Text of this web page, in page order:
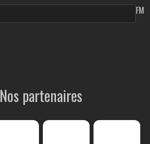
FM
Nos partenaires